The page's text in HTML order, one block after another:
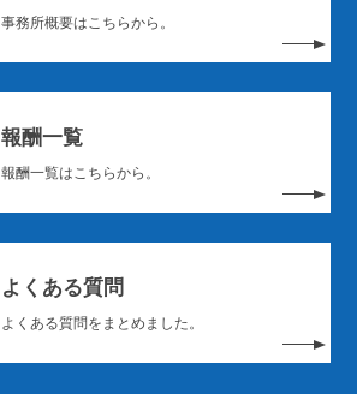
事務所概要はこちらから。
報酬一覧
報酬一覧はこちらから。
よくある質問
よくある質問をまとめました。